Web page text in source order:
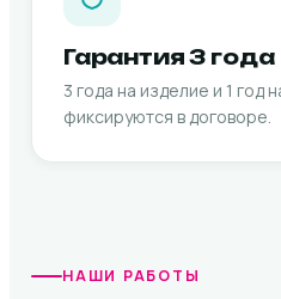
Гарантия 3 года
3 года на изделие и 1 год
фиксируются в договоре.
НАШИ РАБОТЫ